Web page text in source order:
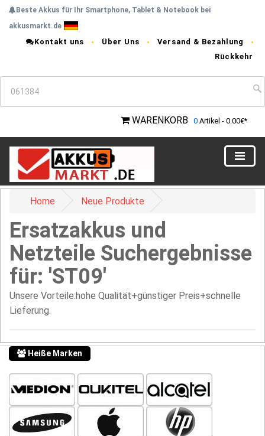
Beste Akkus für Ihr Smartphone, Tablet & Notebook bei
akkusmarkt.de
Kontakt uns Über Uns
Versand & Bezahlung
Rückkehr
WARENKORB 0 Artikel - 0.00€*
Home Neue Produkte
Ersatzakkus und
Netzteile Suchergebnisse
für: 'ST09'
Unsere Vorteile:hohe Qualität+günstiger Preis+schnelle
Lieferung.
Heiße Marken